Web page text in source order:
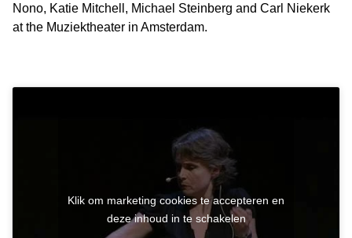
Nono, Katie Mitchell, Michael Steinberg and Carl Niekerk
at the Muziektheater in Amsterdam.
Klik om marketing cookies te accepteren en
deze inhoud in te schakelen